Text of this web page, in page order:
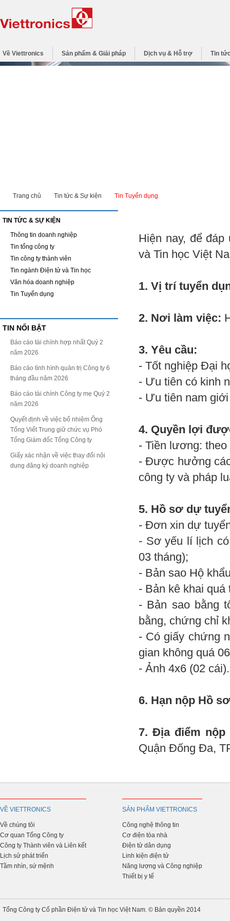
Về Viettronics Sản phẩm & Giải pháp Dịch vụ & Hỗ trợ Tin
Trang chủ Tin tức & Sự kiện Tin Tuyển dụng
TIN TỨC & SỰ KIỆN
Thông tin doanh nghiệp
Tin tổng công ty
Tin công ty thành viên
Tin ngành Điện tử và Tin học
Văn hóa doanh nghiệp
Tin Tuyển dụng
TIN NỔI BẬT
Báo cáo tài chính hợp nhất Quý 2
năm 2026
Báo cáo tình hình quản trị Công ty 6
tháng đầu năm 2026
Báo cáo tài chính Công ty mẹ Quý 2
năm 2026
Quyết định về việc bổ nhiệm Ông
Tống Viết Trung giữ chức vụ Phó
Tổng Giám đốc Tổng Công ty
Giấy xác nhận về việc thay đổi nội
dung đăng ký doanh nghiệp
Hiện nay, để
và Tin học Việt
1. Vị trí tuyển
2. Nơi làm việc:
3. Yêu cầu:
- Tốt nghiệp Đại
- Ưu tiên có kinh
- Ưu tiên nam
4. Quyền lợi
- Tiền lương:
- Được hưởng
công ty và pháp
5. Hồ sơ dự
- Đơn xin dự
- Sơ yếu lí lịch
03 tháng);
- Bản sao Hộ
- Bản kê khai quá
- Bản sao bằng
bằng, chứng chỉ
- Có giấy chứng
gian không quá
- Ảnh 4x6 (02 cái).
6. Hạn nộp Hồ
7. Địa điểm
Quận Đống Đa,
VỀ VIETTRONICS
Về chúng tôi
Cơ quan Tổng Công ty
Công ty Thành viên và Liên kết
Lịch sử phát triển
Tầm nhìn, sứ mệnh
SẢN PHẨM VIETTRONICS
Công nghệ thông tin
Cơ điện tòa nhà
Điện tử dân dụng
Linh kiện điện tử
Năng lượng và Công nghiệp
Thiết bị y tế
Tổng Công ty Cổ phần Điện tử và Tin học Việt Nam. © Bản quyền 2014